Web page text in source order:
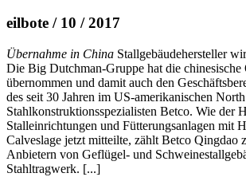
eilbote / 10 / 2017
Übernahme in China Stallgebäudehersteller
Die Big Dutchman-Gruppe hat die chinesische
übernommen und damit auch den
des seit 30 Jahren im US-amerikanischen
Stahlkonstruktionsspezialisten Betco. Wie der
Stalleinrichtungen und Fütterungsanlagen mit
Calveslage jetzt mitteilte, zählt Betco Qingdao
Anbietern von Geflügel- und
Stahltragwerk. [...]